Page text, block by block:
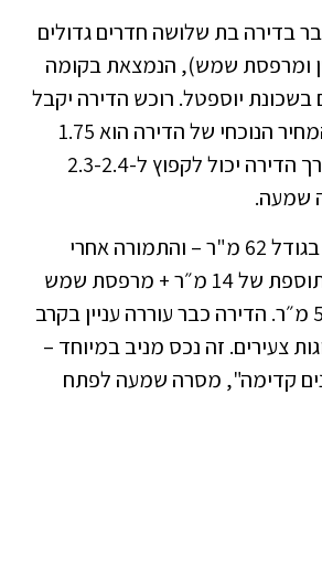
בדירה בת שלושה חדרים גדולים
ומרפסת שמש), הנמצאת בקומה
בשכונת יוספטל. רוכש הדירה יקבל
גם חניה בטאבו. "המחיר הנוכחי של הדירה הוא 1.75
מיליון ש"ח, אבל ערך הדירה יכול לקפוץ ל-2.3-2.4
שמעה.
"הדירה היא עכשיו בגודל 62 מ"ר – והתמורה אחרי
ההתחדשות תהיה תוספת של 14 מ״ר + מרפסת שמש
של 12 מ״ר ומחסן 5 מ״ר. הדירה כבר עוררה עניין בקרב
צעירים. זה נכס מניב במיוחד –
קדימה", מסרה שמעה לפתח